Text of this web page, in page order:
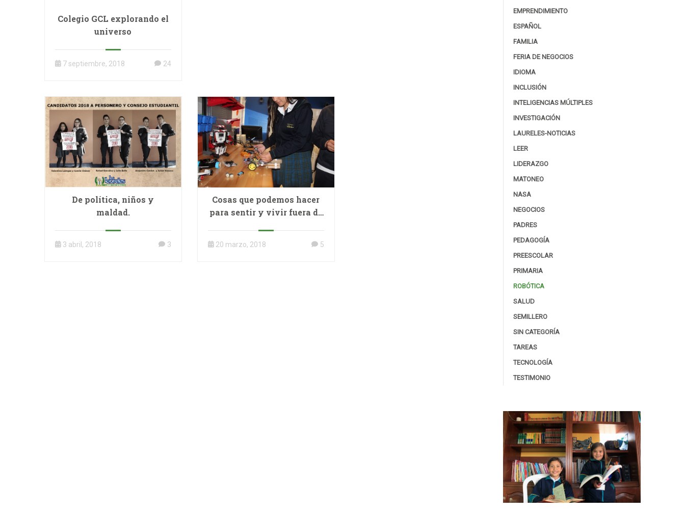
Colegio GCL explorando el
universo
7 septiembre, 2018 24
De política, niños y
maldad.
3 abril, 2018 3
Cosas que podemos hacer
para sentir y vivir fuera de
20 marzo, 2018 5
EMPRENDIMIENTO
ESPAÑOL
FAMILIA
FERIA DE NEGOCIOS
IDIOMA
INCLUSIÓN
INTELIGENCIAS MÚLTIPLES
INVESTIGACIÓN
LAURELES-NOTICIAS
LEER
LIDERAZGO
MATONEO
NASA
NEGOCIOS
PADRES
PEDAGOGÍA
PREESCOLAR
PRIMARIA
ROBÓTICA
SALUD
SEMILLERO
SIN CATEGORÍA
TAREAS
TECNOLOGÍA
TESTIMONIO